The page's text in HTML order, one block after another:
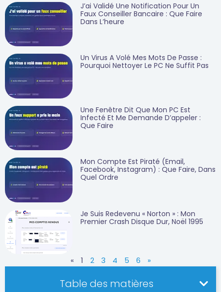
J’ai Validé Une Notification Pour Un
Faux Conseiller Bancaire : Que Faire
Dans L’heure
Un Virus A Volé Mes Mots De Passe :
Pourquoi Nettoyer Le PC Ne Suffit Pas
Une Fenêtre Dit Que Mon PC Est
Infecté Et Me Demande D’appeler :
Que Faire
Mon Compte Est Piraté (email,
Facebook, Instagram) : Que Faire, Dans
Quel Ordre
Je Suis Redevenu « Norton » : Mon
Premier Crash Disque Dur, Noël 1995
« 1 2 3 4 5 6 »
Table des matières